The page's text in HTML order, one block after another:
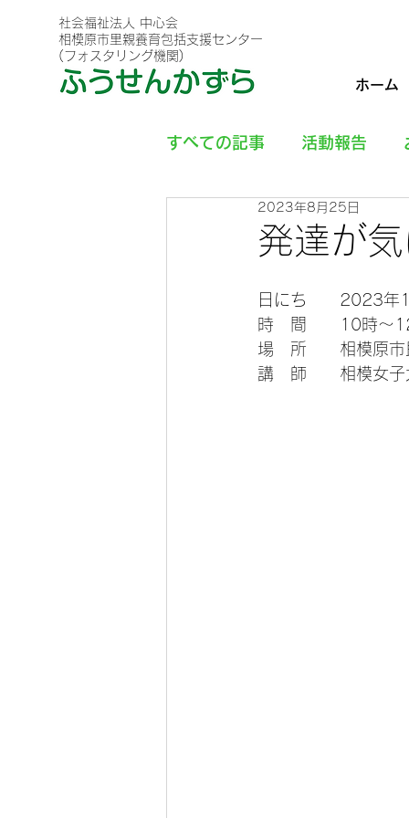
社会福祉法人 中心会
相模原市里親養育包括支援センター
(フォスタリング機関)
ホーム
すべての記事 活動報告
発達が
2023年8月25日
日にち　　2023年
時　間　　10時～
場　所　　相模原
講　師　　相模女